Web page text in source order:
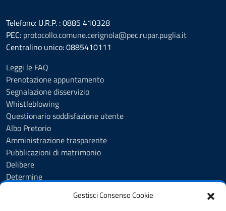
Gestisci Consenso Cookie
Telefono: U.R.P. : 0885 410328
PEC: protocollo.comune.cerignola@pec.rupar.puglia.it
Centralino unico: 0885410111
Leggi le FAQ
Prenotazione appuntamento
Segnalazione disservizio
Whistleblowing
Questionario soddisfazione utente
Albo Pretorio
Amministrazione trasparente
Pubblicazioni di matrimonio
Delibere
Determine